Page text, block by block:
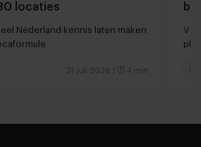
locaties
Nederland kennis laten maken
31 juli 2026 4 min